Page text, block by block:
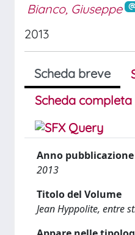
Bianco, Giuseppe
2013
Scheda breve
Scheda completa
Anno pubblicazione
2013
Titolo del Volume
Jean Hyppolite, entre